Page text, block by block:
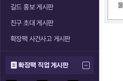
길드 홍보 게시판
친구 초대 게시판
확장팩 사건사고 게시판
확장팩 직업 게시판